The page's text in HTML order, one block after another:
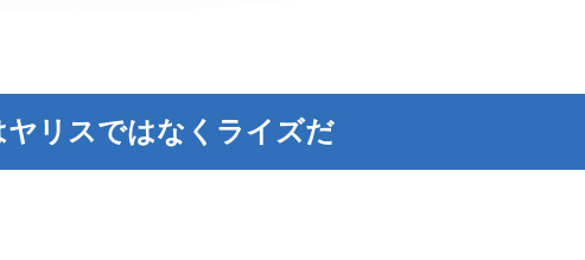
リスではなくライズだ